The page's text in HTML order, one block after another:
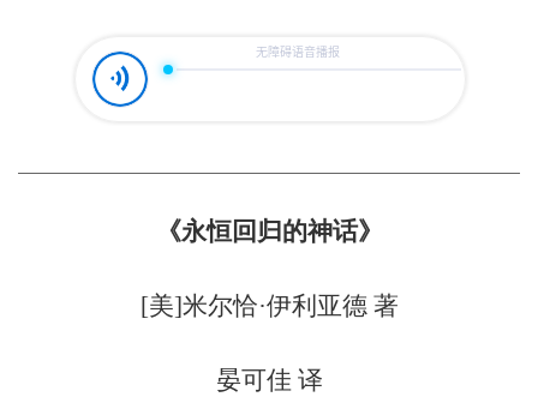
《永恒回归的神话》
[美]米尔恰·伊利亚德 著
晏可佳 译